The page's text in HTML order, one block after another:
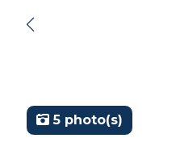
5 photo(s)